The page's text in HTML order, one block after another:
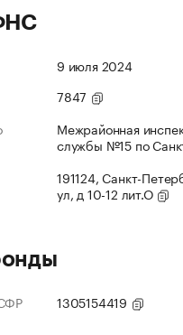
9 июля 2024
7847
Межрайонная
службы №15 по
191124, Санкт-
ул, д 10-12 лит.О
1305154419